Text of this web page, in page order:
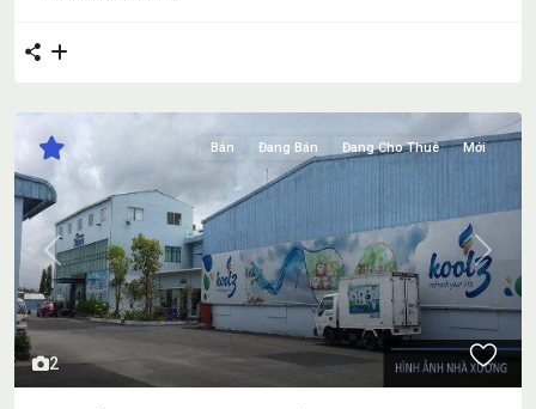
2
Previous Next
Bán Đang Bán Đang Cho Thuê Mới